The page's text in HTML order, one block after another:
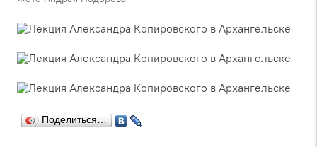
Поделиться…